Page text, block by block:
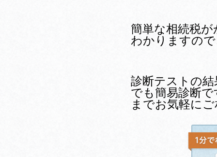
簡単な相続税
わかりますの
診断テストの
でも簡易診断
までお気軽に